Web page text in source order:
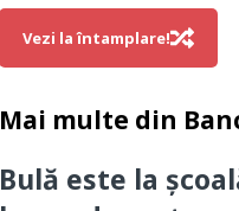
Vezi la întamplare!
Mai multe din
Bulă este la